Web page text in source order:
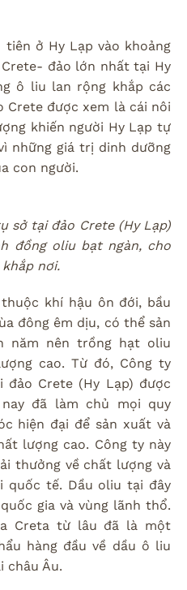
ở Hy Lạp vào khoảng
đảo lớn nhất tại Hy
ô liu lan rộng khắp các
Crete được xem là cái nôi
khiến người Hy Lạp tự
những giá trị dinh dưỡng
con người.
sở tại đảo Crete (Hy Lạp)
đồng oliu bạt ngàn, cho
nơi.
khí hậu ôn đới, bầu
đông êm dịu, có thể sản
năm nên trồng hạt oliu
cao. Từ đó, Công ty
Crete (Hy Lạp) được
đã làm chủ mọi quy
hiện đại để sản xuất và
lượng cao. Công ty này
thưởng về chất lượng và
quốc tế. Dầu oliu tại đây
gia và vùng lãnh thổ.
Creta từ lâu đã là một
hàng đầu về dầu ô liu
châu Âu.